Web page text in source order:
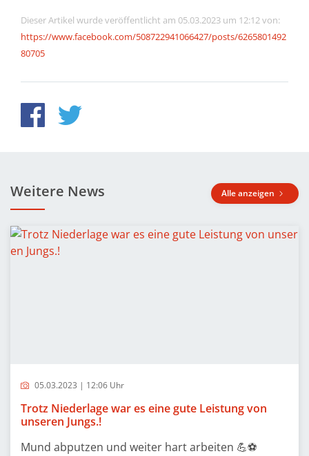
Dieser Artikel wurde veröffentlicht am 05.03.2023 um 12:12 von:
https://www.facebook.com/508722941066427/posts/6265801492
80705
Weitere News Alle anzeigen
05.03.2023 | 12:06 Uhr
Trotz Niederlage war es eine gute Leistung von
unseren Jungs.!
Mund abputzen und weiter hart arbeiten 💪⚽️